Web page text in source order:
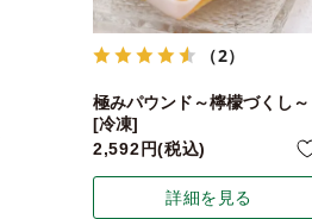
（2）
極みパウンド～檸檬づくし～
[冷凍]
2,592
税込
詳細を見る